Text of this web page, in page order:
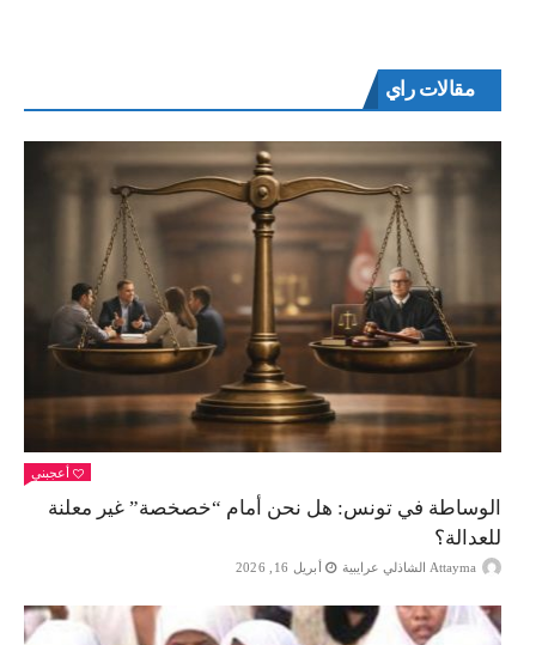
مقالات راي
أعجبني
الوساطة في تونس: هل نحن أمام “خصخصة” غير معلنة
للعدالة؟
Attayma الشاذلي عرايبية أبريل 16, 2026